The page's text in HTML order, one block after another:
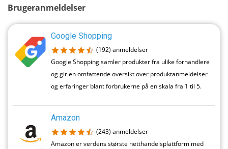
Brugeranmeldelser
Google Shopping
(192) anmeldelser
Google Shopping samler produkter fra ulike forhandlere
og gir en omfattende oversikt over produktanmeldelser
og erfaringer blant forbrukerne på en skala fra 1 til 5.
Amazon
(243) anmeldelser
Amazon er verdens største netthandelsplattform med